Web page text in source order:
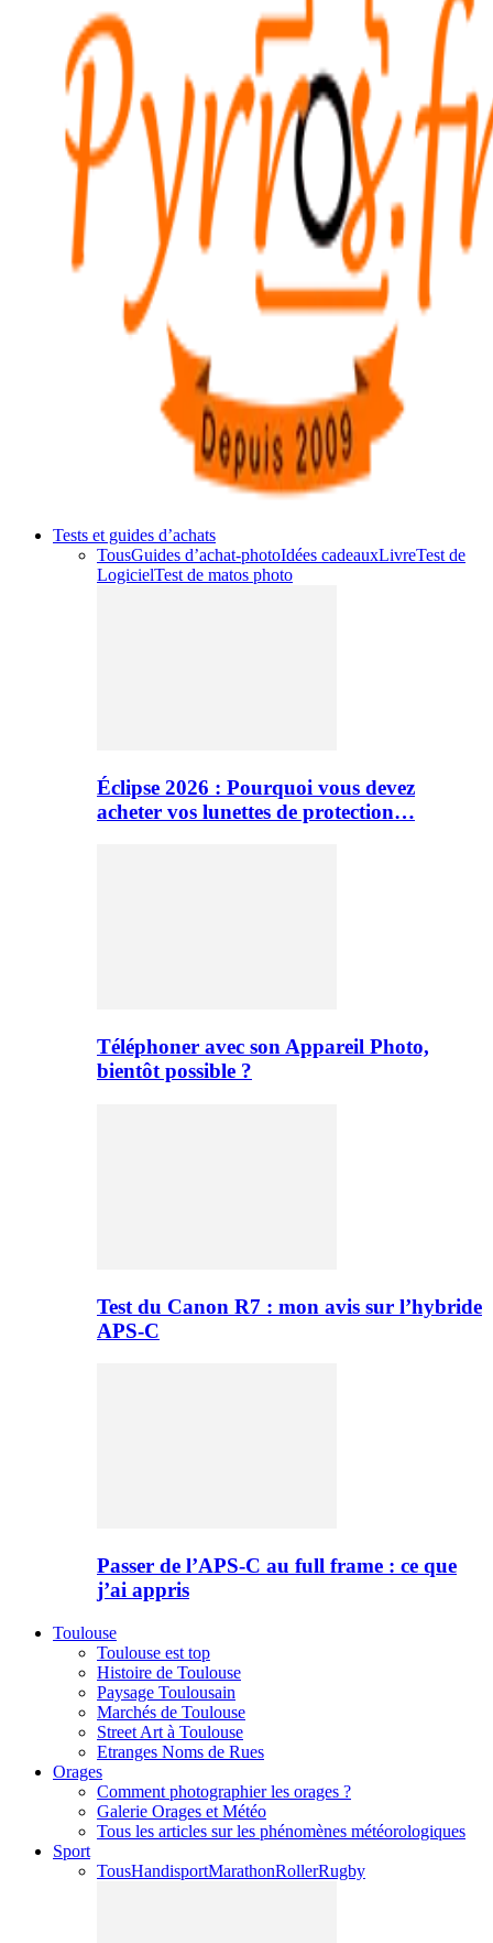
Tests et guides d’achats
TousGuides d’achat-photoIdées cadeauxLivreTest de
LogicielTest de matos photo
Éclipse 2026 : Pourquoi vous devez
acheter vos lunettes de protection…
Téléphoner avec son Appareil Photo,
bientôt possible ?
Test du Canon R7 : mon avis sur l’hybride
APS-C
Passer de l’APS-C au full frame : ce que
j’ai appris
Toulouse
Toulouse est top
Histoire de Toulouse
Paysage Toulousain
Marchés de Toulouse
Street Art à Toulouse
Etranges Noms de Rues
Orages
Comment photographier les orages ?
Galerie Orages et Météo
Tous les articles sur les phénomènes météorologiques
Sport
TousHandisportMarathonRollerRugby